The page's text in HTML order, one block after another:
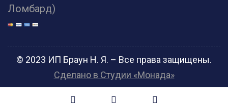
Ломбард)
© 2023 ИП Браун Н. Я. – Все права защищены.
Сделано в Студии «Монада»